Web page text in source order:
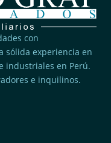
con
sólida experiencia en
industriales en Perú.
e inquilinos.